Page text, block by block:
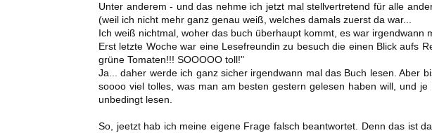
Unter anderem - und das nehme ich jetzt mal stellvertretend für alle
(weil ich nicht mehr ganz genau weiß, welches damals zuerst da war...
Ich weiß nichtmal, woher das buch überhaupt kommt, es war irgendwann
Erst letzte Woche war eine Lesefreundin zu besuch die einen Blick aufs
grüne Tomaten!!! SOOOOO toll!"
Ja... daher werde ich ganz sicher irgendwann mal das Buch lesen. Aber
soooo viel tolles, was man am besten gestern gelesen haben will, und
unbedingt lesen.
So, jeetzt hab ich meine eigene Frage falsch beantwortet. Denn das ist